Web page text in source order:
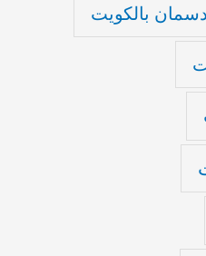
بالكويت